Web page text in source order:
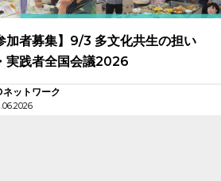
加者募集】9/3 多文化共生の担い
実践者全国会議2026
ネットワーク